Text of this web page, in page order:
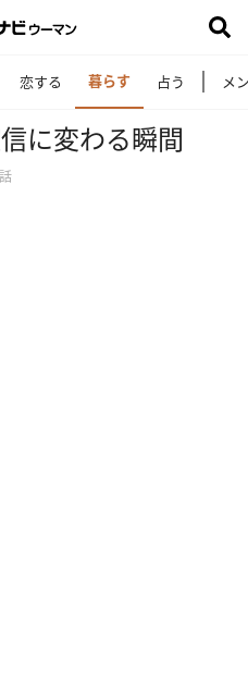
恋する 暮らす 占う メ
に変わる瞬間